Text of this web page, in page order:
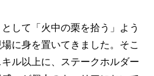
して「火中の栗を拾う」よう
に身を置いてきました。そこ
ル以上に、ステークホルダー